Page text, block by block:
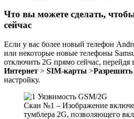
Что вы можете сделать,
сейчас
Если у вас более новый телефон
или некоторые новые телефоны
отключить 2G прямо сейчас, перейдя
Интернет > SIM-карты >Разрешить
настройку.
Скан №1 – Изображение
тумблера 2G, позволяющего